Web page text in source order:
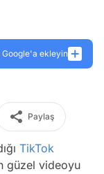
Google'a ekleyin
Paylaş
TikTok
güzel videoyu